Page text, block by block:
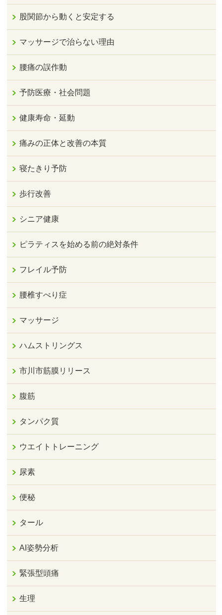
股関節から動くと安定する
マッサージで治らない理由
腰痛の誤作動
予防医療・社会問題
健康寿命・延動
痛みの正体と改善の本質
寝たきり予防
歩行改善
シニア健康
ピラティスを始める前の絶対条件
フレイル予防
腰椎すべり症
マッサージ
ハムストリングス
市川市筋膜リリース
腹筋
タンパク質
ウエイトトレーニング
尿素
便秘
タール
AI姿勢分析
緊張型頭痛
生理